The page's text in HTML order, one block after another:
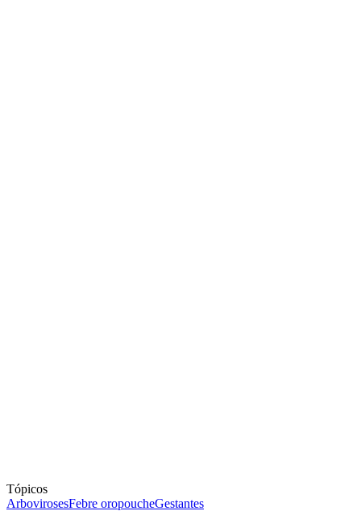
Tópicos
ArbovirosesFebre oropoucheGestantes